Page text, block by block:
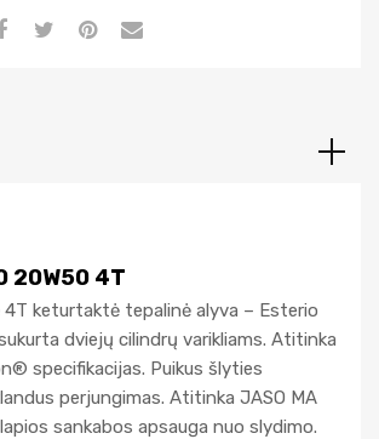
:
20W50 4T
4T keturtaktė tepalinė alyva – Esterio
dviejų cilindrų varikliams. Atitinka
specifikacijas. Puikus šlyties
perjungimas. Atitinka JASO MA
sankabos apsauga nuo slydimo.